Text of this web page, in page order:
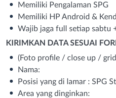
Memiliki Pengalaman SPG
Memiliki HP Android &
Wajib jaga full setiap sabtu
KIRIMKAN DATA SESUAI
(Foto profile / close up /
Nama:
Posisi yang di lamar : SPG
Area yang dinginkan: